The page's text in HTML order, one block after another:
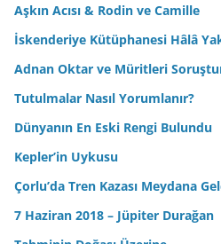
Aşkın Acısı & Rodin ve Camille
İskenderiye Kütüphanesi Hâlâ
Adnan Oktar ve Müritleri
Tutulmalar Nasıl Yorumlanır?
Dünyanın En Eski Rengi Bulundu
Kepler’in Uykusu
Çorlu’da Tren Kazası Meydana
7 Haziran 2018 – Jüpiter Durağan